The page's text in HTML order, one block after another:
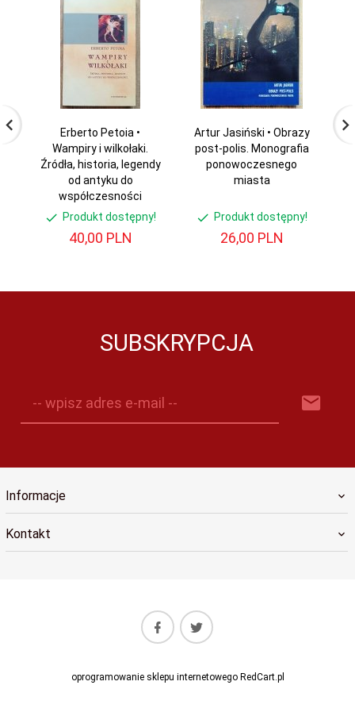
Erberto Petoia •
Wampiry i wilkołaki.
Źródła, historia, legendy
od antyku do
współczesności
Produkt dostępny!
40,00 PLN
Artur Jasiński • Obrazy
post-polis. Monografia
ponowoczesnego
miasta
Produkt dostępny!
26,00 PLN
SUBSKRYPCJA
-- wpisz adres e-mail --
Informacje
Kontakt
oprogramowanie sklepu internetowegoRedCart.pl